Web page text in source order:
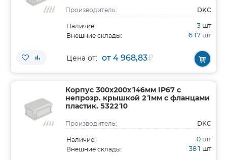
Производитель: DKC
Наличие: 3 шт
Внешние склады: 617 шт
Цена от: от 4 968,83₽
Корпус 300х200х146мм IP67 с
непрозр. крышкой 21мм с фланцами
пластик. 532210
Производитель: DKC
Наличие: 0 шт
Внешние склады: 381 шт